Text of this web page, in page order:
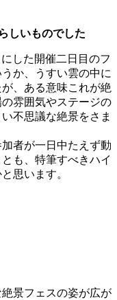
しいものでした
した開催二日目のフ
か、うすい雲の中に
、ある意味これが絶
雰囲気やステージの
不思議な絶景をさま
者が一日中たえず動
も、特筆すべきハイ
思います。
景フェスの姿が広が